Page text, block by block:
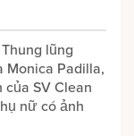
lũng
Monica Padilla,
của SV Clean
nữ có ảnh